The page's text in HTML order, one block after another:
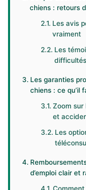
chiens : retours
Les avis
vraiment
Les
Les garanties
chiens : ce qu’il
Zoom sur
et
Les
d’emploi clair et